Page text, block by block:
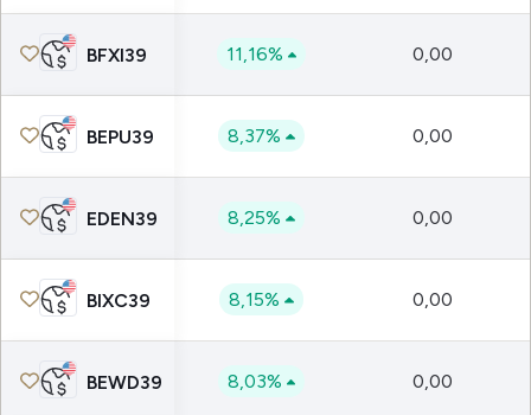
BFXI39 11,16% 0,00
BEPU39 8,37% 0,00
EDEN39 8,25% 0,00
BIXC39 8,15% 0,00
BEWD39 8,03% 0,00